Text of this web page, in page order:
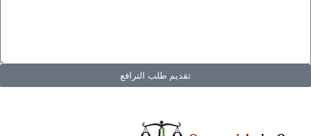
تقديم طلب الترافع